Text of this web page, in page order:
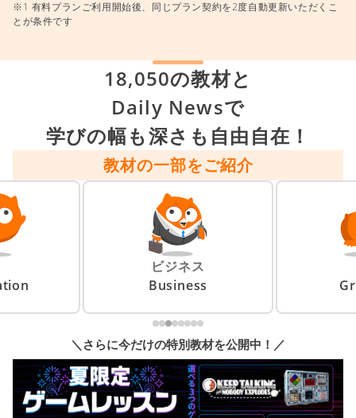
※1 有料プランご利用開始後、同じプラン契約を2度自動更新いただくこ
とが条件です
18,050の教材と
Daily Newsで
学びの幅も深さも自由自在！
教材の一部をご紹介
ビジネス
Business
＼さらに今だけの特別教材を公開中！／